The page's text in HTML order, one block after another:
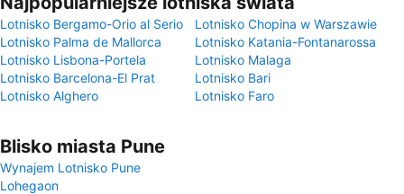
Lotnisko Bergamo-Orio al Serio
Lotnisko Chopina w Warszawie
Lotnisko Palma de Mallorca
Lotnisko Katania-Fontanarossa
Lotnisko Lisbona-Portela
Lotnisko Malaga
Lotnisko Barcelona-El Prat
Lotnisko Bari
Lotnisko Alghero
Lotnisko Faro
Blisko miasta Pune
Wynajem Lotnisko Pune
Lohegaon